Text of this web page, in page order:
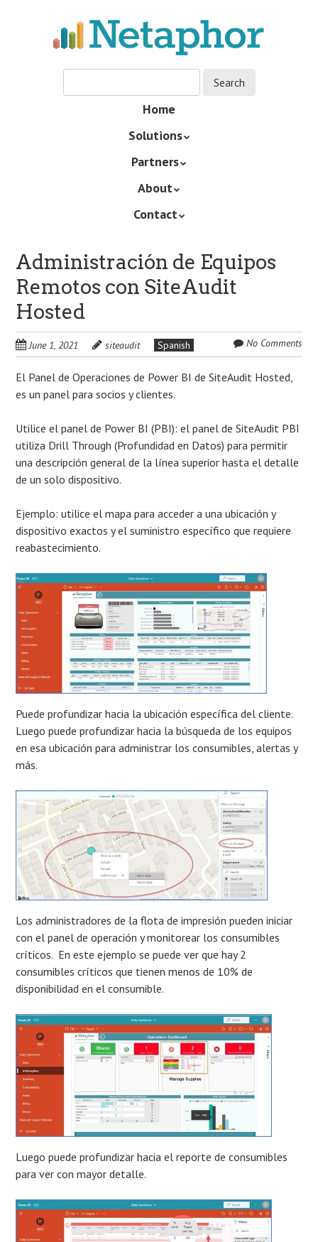
Home
Solutions
Partners
About
Contact
Administración de Equipos
Remotos con SiteAudit
Hosted
June 1, 2021 siteaudit Spanish No Comments
El Panel de Operaciones de Power BI de SiteAudit Hosted,
es un panel para socios y clientes.
Utilice el panel de Power BI (PBI): el panel de SiteAudit PBI
utiliza Drill Through (Profundidad en Datos) para permitir
una descripción general de la línea superior hasta el detalle
de un solo dispositivo.
Ejemplo: utilice el mapa para acceder a una ubicación y
dispositivo exactos y el suministro específico que requiere
reabastecimiento.
Puede profundizar hacia la ubicación específica del cliente.
Luego puede profundizar hacia la búsqueda de los equipos
en esa ubicación para administrar los consumibles, alertas y
más.
Los administradores de la flota de impresión pueden iniciar
con el panel de operación y monitorear los consumibles
críticos. En este ejemplo se puede ver que hay 2
consumibles críticos que tienen menos de 10% de
disponibilidad en el consumible.
Luego puede profundizar hacia el reporte de consumibles
para ver con mayor detalle.